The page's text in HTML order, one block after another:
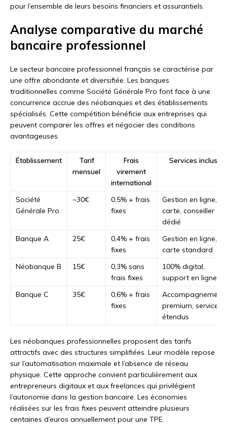
pour l’ensemble de leurs besoins financiers et assurantiels.
Analyse comparative du marché
bancaire professionnel
Le secteur bancaire professionnel français se caractérise par
une offre abondante et diversifiée. Les banques
traditionnelles comme Société Générale Pro font face à une
concurrence accrue des néobanques et des établissements
spécialisés. Cette compétition bénéficie aux entreprises qui
peuvent comparer les offres et négocier des conditions
avantageuses.
Établissement
Tarif
mensuel
Frais
virement
international
Services inclus
Société
Générale Pro
~30€
0,5% + frais
fixes
Gestion en ligne,
carte, conseiller
dédié
Banque A
25€
0,4% + frais
fixes
Gestion en ligne,
carte standard
Néobanque B
15€
0,3% sans
frais fixes
100% digital,
support en ligne
Banque C
35€
0,6% + frais
fixes
Accompagnement
premium, services
étendus
Les néobanques professionnelles proposent des tarifs
attractifs avec des structures simplifiées. Leur modèle repose
sur l’automatisation maximale et l’absence de réseau
physique. Cette approche convient particulièrement aux
entrepreneurs digitaux et aux freelances qui privilégient
l’autonomie dans la gestion bancaire. Les économies
réalisées sur les frais fixes peuvent atteindre plusieurs
centaines d’euros annuellement pour une TPE.